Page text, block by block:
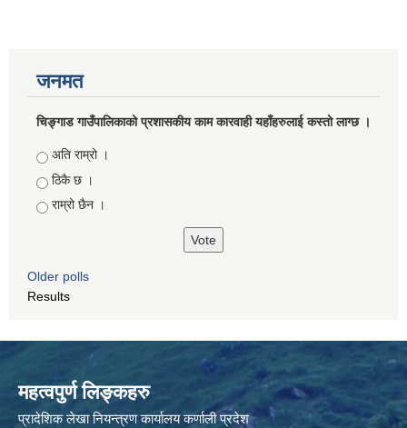
जनमत
चिङ्गाड गाउँपालिकाको प्रशासकीय काम कारवाही यहाँहरुलाई कस्तो लाग्छ ।
Choices
अति राम्रो ।
ठिकै छ ।
राम्रो छैन ।
Older polls
Results
महत्वपुर्ण लिङ्कहरु
प्रादेशिक लेखा नियन्त्रण कार्यालय कर्णाली प्रदेश